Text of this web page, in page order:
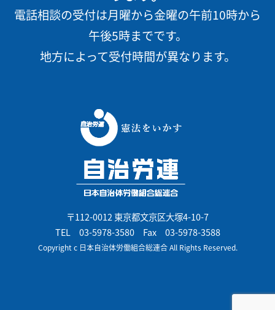
電話相談の受付は月曜から金曜の午前10時から
午後5時までです。
地方によって受付時間が異なります。
〒112-0012 東京都文京区大塚4-10-7
TEL 03-5978-3580Fax 03-5978-3588
Copyright c 日本自治体労働組合総連合 All Rights Reserved.